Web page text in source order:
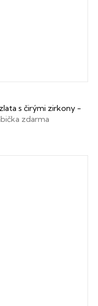
s čirými zirkony -
zdarma